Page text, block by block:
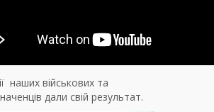
наших військових та
дали свій результат.